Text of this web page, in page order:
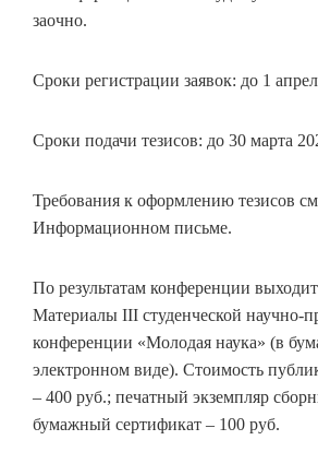
заочно.
Сроки регистрации заявок: до 1
Сроки подачи тезисов: до 30 марта
Требования к оформлению тезисов
Информационном письме.
По результатам конференции
Материалы III студенческой научно-
конференции «Молодая наука» (в
электронном виде). Стоимость
– 400 руб.; печатный экземпляр
бумажный сертификат – 100 руб.